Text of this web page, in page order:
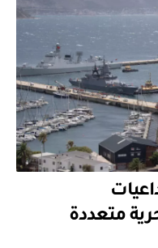
التداعيات
متعددة